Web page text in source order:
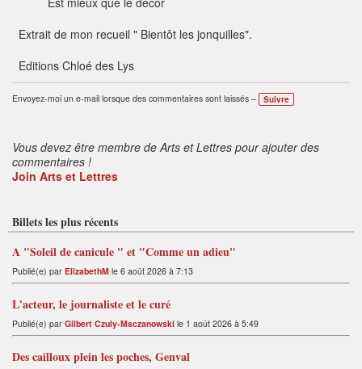
Extrait de mon recueil " Bientôt les jonquilles".
Editions Chloé des Lys
Envoyez-moi un e-mail lorsque des commentaires sont laissés – Suivre
Vous devez être membre de Arts et Lettres pour ajouter des
commentaires !
Join Arts et Lettres
Billets les plus récents
A "Soleil de canicule " et "Comme un adieu"
Publié(e) par ElizabethM le 6 août 2026 à 7:13
L'acteur, le journaliste et le curé
Publié(e) par Gilbert Czuly-Msczanowski le 1 août 2026 à 5:49
Des cailloux plein les poches, Genval